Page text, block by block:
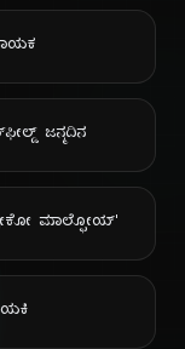
ಜನ್ಮದಿನ
ಮಾಲ್ಫೋಯ್'